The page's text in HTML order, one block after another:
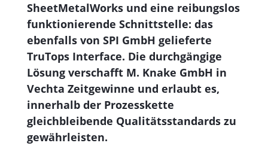
SheetMetalWorks und eine reibungslos
funktionierende Schnittstelle: das
ebenfalls von SPI GmbH gelieferte
TruTops Interface. Die durchgängige
Lösung verschafft M. Knake GmbH in
Vechta Zeitgewinne und erlaubt es,
innerhalb der Prozesskette
gleichbleibende Qualitätsstandards zu
gewährleisten.